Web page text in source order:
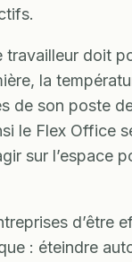
travailleur doit
la
de son poste
le Flex Office
sur l’espace
d’être
: éteindre